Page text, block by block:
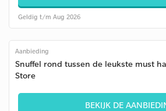
Geldig t/m Aug 2026
Aanbieding
Snuffel rond tussen de leukste must
Store
BEKIJK DE